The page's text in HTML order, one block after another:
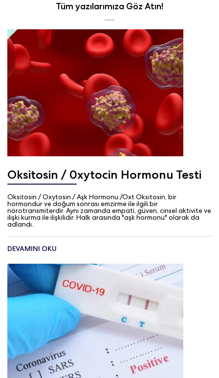
Tüm yazılarımıza Göz Atın!
Oksitosin / 0xytocin Hormonu Testi
Oksitosin / Oxytosin / Aşk Hormonu /Oxt Oksitosin, bir
hormondur ve doğum sonrası emzirme ile ilgili bir
nörotransmiterdir. Aynı zamanda empati, güven, cinsel aktivite ve
ilişki kurma ile ilişkilidir. Halk arasında "aşk hormonu" olarak da
adlandı..
DEVAMINI OKU